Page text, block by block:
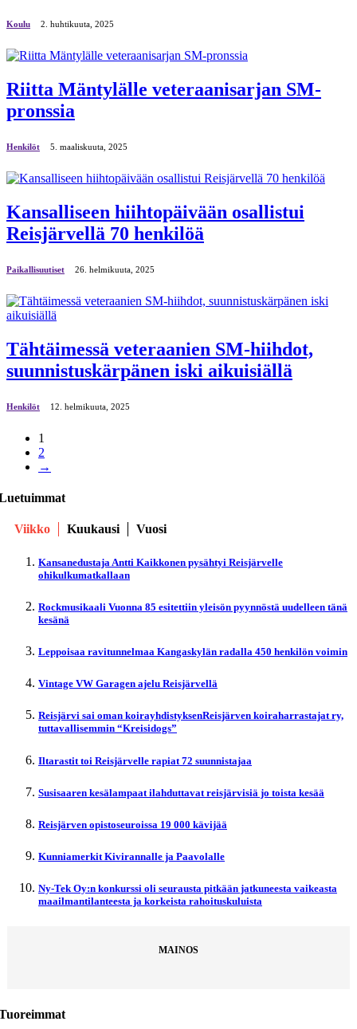
Koulu 2. huhtikuuta, 2025
Riitta Mäntylälle veteraanisarjan SM-
pronssia
Henkilöt 5. maaliskuuta, 2025
Kansalliseen hiihtopäivään osallistui
Reisjärvellä 70 henkilöä
Paikallisuutiset 26. helmikuuta, 2025
Tähtäimessä veteraanien SM-hiihdot,
suunnistuskärpänen iski aikuisiällä
Henkilöt 12. helmikuuta, 2025
1
2
→
Viikko Kuukausi Vuosi
Kansanedustaja Antti Kaikkonen pysähtyi Reisjärvelle
ohikulkumatkallaan
Rockmusikaali Vuonna 85 esitettiin yleisön pyynnöstä uudelleen tänä
kesänä
Leppoisaa ravitunnelmaa Kangaskylän radalla 450 henkilön voimin
Vintage VW Garagen ajelu Reisjärvellä
Reisjärvi sai oman koirayhdistyksenReisjärven koiraharrastajat ry,
tuttavallisemmin “Kreisidogs”
Iltarastit toi Reisjärvelle rapiat 72 suunnistajaa
Susisaaren kesälampaat ilahduttavat reisjärvisiä jo toista kesää
Reisjärven opistoseuroissa 19 000 kävijää
Kunniamerkit Kivirannalle ja Paavolalle
Ny-Tek Oy:n konkurssi oli seurausta pitkään jatkuneesta vaikeasta
maailmantilanteesta ja korkeista rahoituskuluista
MAINOS